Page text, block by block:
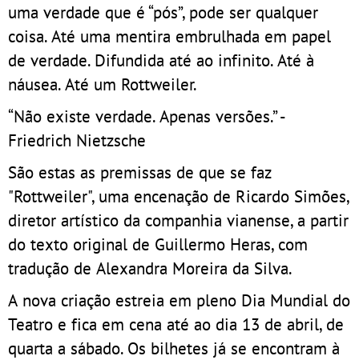
uma verdade que é “pós”, pode ser qualquer
coisa. Até uma mentira embrulhada em papel
de verdade. Difundida até ao infinito. Até à
náusea. Até um Rottweiler.
“Não existe verdade. Apenas versões.” -
Friedrich Nietzsche
São estas as premissas de que se faz
"Rottweiler", uma encenação de Ricardo Simões,
diretor artístico da companhia vianense, a partir
do texto original de Guillermo Heras, com
tradução de Alexandra Moreira da Silva.
A nova criação estreia em pleno Dia Mundial do
Teatro e fica em cena até ao dia 13 de abril, de
quarta a sábado. Os bilhetes já se encontram à